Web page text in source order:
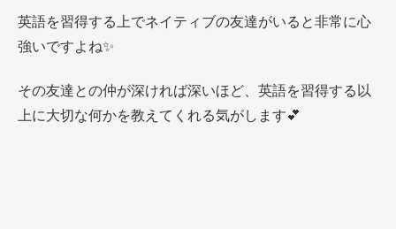
英語を習得する上でネイティブの友達がいると非常に心
強いですよね✨
その友達との仲が深ければ深いほど、英語を習得する以
上に大切な何かを教えてくれる気がします💕